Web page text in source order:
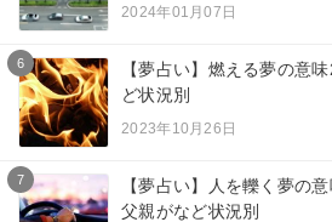
2024年01月07日
6
【夢占い】燃える夢の意
ど状況別
2023年10月26日
7
【夢占い】人を轢く夢の
父親がなど状況別